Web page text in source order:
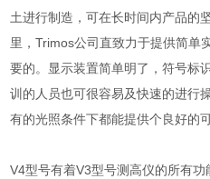
土进行制造，可在长时间内产品的
里，Trimos公司直致力于提供简单
要的。显示装置简单明了，符号标
训的人员也可很容易及快速的进行
有的光照条件下都能提供个良好的
V4型号有着V3型号测高仪的所有